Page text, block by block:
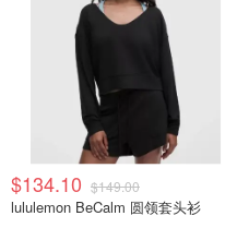
$134.10 $149.00
lululemon BeCalm 圆领套头衫